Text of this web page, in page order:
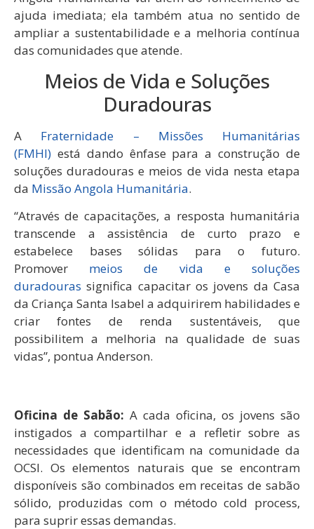
ajuda imediata; ela também atua no sentido de
ampliar a sustentabilidade e a melhoria contínua
das comunidades que atende.
Meios de Vida e Soluções
Duradouras
A Fraternidade – Missões Humanitárias
(FMHI) está dando ênfase para a construção de
soluções duradouras e meios de vida nesta etapa
da Missão Angola Humanitária.
“Através de capacitações, a resposta humanitária
transcende a assistência de curto prazo e
estabelece bases sólidas para o futuro.
Promover meios de vida e soluções
duradouras significa capacitar os jovens da Casa
da Criança Santa Isabel a adquirirem habilidades e
criar fontes de renda sustentáveis, que
possibilitem a melhoria na qualidade de suas
vidas”, pontua Anderson.
Oficina de Sabão: A cada oficina, os jovens são
instigados a compartilhar e a refletir sobre as
necessidades que identificam na comunidade da
OCSI. Os elementos naturais que se encontram
disponíveis são combinados em receitas de sabão
sólido, produzidas com o método cold process,
para suprir essas demandas.